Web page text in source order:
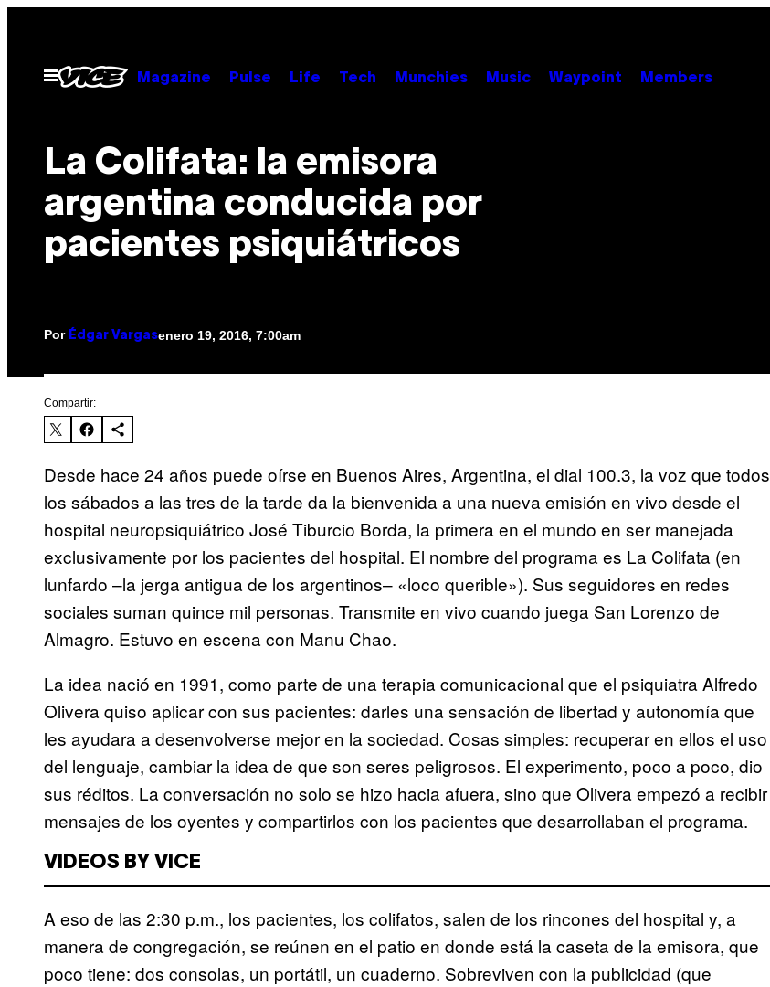
contenido
Abrir
Menú
Magazine Pulse Life Tech Munchies Music Waypoint Members
La Colifata: la emisora
argentina conducida por
pacientes psiquiátricos
Por Édgar Vargasenero 19, 2016, 7:00am
Compartir:
Desde hace 24 años puede oírse en Buenos Aires, Argentina, el dial 100.3, la voz que todos
los sábados a las tres de la tarde da la bienvenida a una nueva emisión en vivo desde el
hospital neuropsiquiátrico José Tiburcio Borda, la primera en el mundo en ser manejada
exclusivamente por los pacientes del hospital. El nombre del programa es La Colifata (en
lunfardo –la jerga antigua de los argentinos– «loco querible»). Sus seguidores en redes
sociales suman quince mil personas. Transmite en vivo cuando juega San Lorenzo de
Almagro. Estuvo en escena con Manu Chao.
La idea nació en 1991, como parte de una terapia comunicacional que el psiquiatra Alfredo
Olivera quiso aplicar con sus pacientes: darles una sensación de libertad y autonomía que
les ayudara a desenvolverse mejor en la sociedad. Cosas simples: recuperar en ellos el uso
del lenguaje, cambiar la idea de que son seres peligrosos. El experimento, poco a poco, dio
sus réditos. La conversación no solo se hizo hacia afuera, sino que Olivera empezó a recibir
mensajes de los oyentes y compartirlos con los pacientes que desarrollaban el programa.
VIDEOS BY VICE
A eso de las 2:30 p.m., los pacientes, los colifatos, salen de los rincones del hospital y, a
manera de congregación, se reúnen en el patio en donde está la caseta de la emisora, que
poco tiene: dos consolas, un portátil, un cuaderno. Sobreviven con la publicidad (que